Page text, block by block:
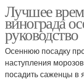
Лучшее
винограда
руководство
Осеннюю посадку
наступления
посадить саженцы в